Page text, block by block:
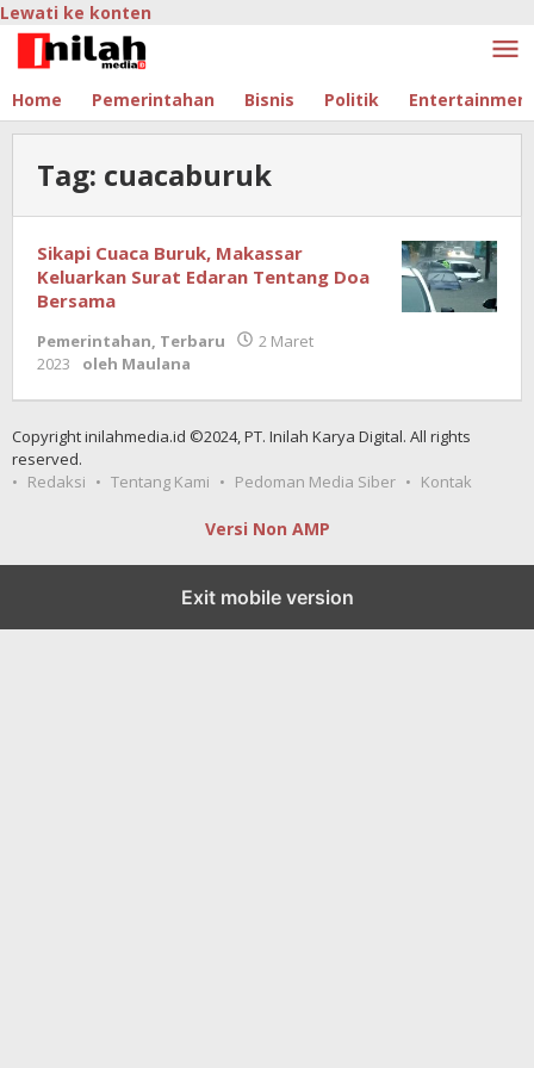
Lewati ke konten
Home Pemerintahan Bisnis Politik
Tag: cuacaburuk
Sikapi Cuaca Buruk, Makassar
Keluarkan Surat Edaran Tentang Doa
Bersama
Pemerintahan, Terbaru
2 Maret
2023
oleh Maulana
Copyright inilahmedia.id ©2024, PT. Inilah Karya Digital. All rights
reserved.
Redaksi
Tentang Kami Pedoman Media Siber Kontak
Versi Non AMP
Exit mobile version